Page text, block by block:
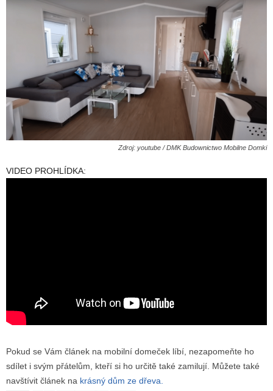
Zdroj: youtube / DMK Budownictwo Mobilne Domki
VIDEO PROHLÍDKA:
Pokud se Vám článek na mobilní domeček líbí, nezapomeňte ho
sdílet i svým přátelům, kteří si ho určitě také zamilují. Můžete také
navštívit článek na krásný dům ze dřeva.